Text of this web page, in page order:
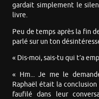
gardait simplement le
livre.
Peu de temps après la fin
parlé sur un ton
« Dis-moi, sais-tu qui t’a
« Hm... Je me le
Raphaël était la
faufilé dans leur